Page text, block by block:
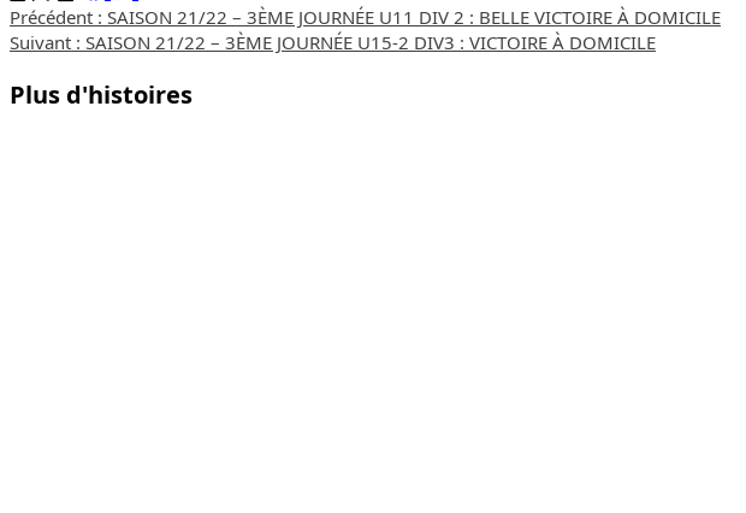
Navigation
d’article
Précédent : SAISON 21/22 – 3ÈME JOURNÉE U11 DIV 2 : BELLE VICTOIRE À DOMICILE
Suivant : SAISON 21/22 – 3ÈME JOURNÉE U15-2 DIV3 : VICTOIRE À DOMICILE
Plus d'histoires